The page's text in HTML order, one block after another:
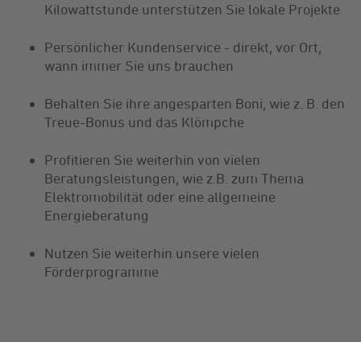
Kilowattstunde unterstützen Sie lokale Projekte
Persönlicher Kundenservice - direkt, vor Ort,
wann immer Sie uns brauchen
Behalten Sie ihre angesparten Boni, wie z. B. den
Treue-Bonus und das Klömpche
Profitieren Sie weiterhin von vielen
Beratungsleistungen, wie z.B. zum Thema
Elektromobilität oder eine allgemeine
Energieberatung
Nutzen Sie weiterhin unsere vielen
Förderprogramme